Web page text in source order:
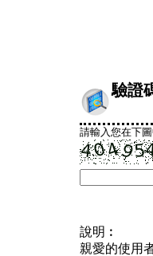
驗證
請輸入您在下
說明︰
親愛的使用